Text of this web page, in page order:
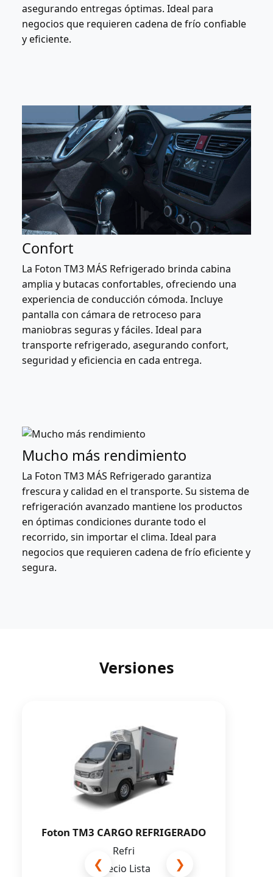
asegurando entregas óptimas. Ideal para
negocios que requieren cadena de frío confiable
y eficiente.
Confort
La Foton TM3 MÁS Refrigerado brinda cabina
amplia y butacas confortables, ofreciendo una
experiencia de conducción cómoda. Incluye
pantalla con cámara de retroceso para
maniobras seguras y fáciles. Ideal para
transporte refrigerado, asegurando confort,
seguridad y eficiencia en cada entrega.
Mucho más rendimiento
La Foton TM3 MÁS Refrigerado garantiza
frescura y calidad en el transporte. Su sistema de
refrigeración avanzado mantiene los productos
en óptimas condiciones durante todo el
recorrido, sin importar el clima. Ideal para
negocios que requieren cadena de frío eficiente y
segura.
Versiones
❮
Foton TM3 CARGO REFRIGERADO
Refri
Precio Lista
❯